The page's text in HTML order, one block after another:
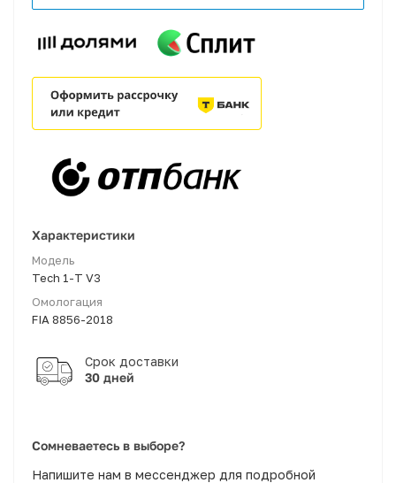
Характеристики
30 дней
Модель
Tech 1-T V3
Омологация
FIA 8856-2018
Сомневаетесь в выборе?
Напишите нам в мессенджер для подробной